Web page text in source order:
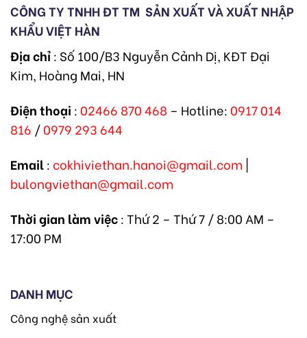
CÔNG TY TNHH ĐT TM SẢN XUẤT VÀ XUẤT NHẬP
KHẨU VIỆT HÀN
Địa chỉ: Số 100/B3 Nguyễn Cảnh Dị, KĐT Đại
Kim, Hoàng Mai, HN
Điện thoại : 02466 870 468 – Hotline: 0917 014
816 /0979 293 644
Email: cokhiviethan.hanoi@gmail.com |
bulongviethan@gmail.com
Thời gian làm việc: Thứ 2 – Thứ 7 / 8:00 AM –
17:00 PM
DANH MỤC
Công nghệ sản xuất